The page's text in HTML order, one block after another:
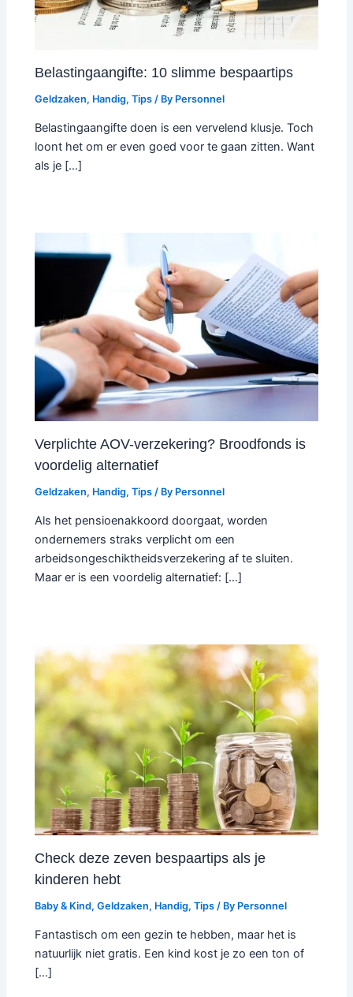
Belastingaangifte: 10 slimme bespaartips
Geldzaken, Handig,Tips / By Personnel
Belastingaangifte doen is een vervelend klusje. Toch
loont het om er even goed voor te gaan zitten. Want
als je […]
Verplichte AOV-verzekering? Broodfonds is
voordelig alternatief
Geldzaken, Handig,Tips / By Personnel
Als het pensioenakkoord doorgaat, worden
ondernemers straks verplicht om een
arbeidsongeschiktheidsverzekering af te sluiten.
Maar er is een voordelig alternatief: […]
Check deze zeven bespaartips als je
kinderen hebt
Baby & Kind,Geldzaken, Handig,Tips / By Personnel
Fantastisch om een gezin te hebben, maar het is
natuurlijk niet gratis. Een kind kost je zo een ton of
[…]